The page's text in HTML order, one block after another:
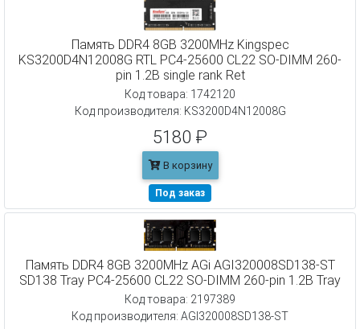
Память DDR4 8GB 3200MHz Kingspec
KS3200D4N12008G RTL PC4-25600 CL22 SO-DIMM 260-
pin 1.2В single rank Ret
Код товара: 1742120
Код производителя: KS3200D4N12008G
5180 ₽
В корзину
Под заказ
Память DDR4 8GB 3200MHz AGi AGI320008SD138-ST
SD138 Tray PC4-25600 CL22 SO-DIMM 260-pin 1.2В Tray
Код товара: 2197389
Код производителя: AGI320008SD138-ST